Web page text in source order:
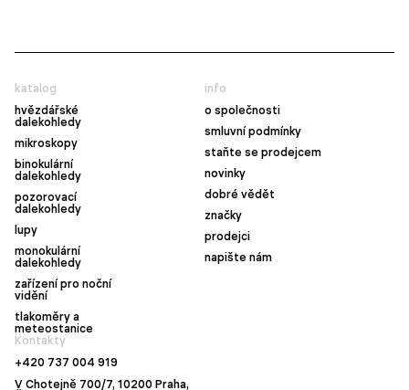
katalog
hvězdářské
dalekohledy
mikroskopy
binokulární
dalekohledy
pozorovací
dalekohledy
lupy
monokulární
dalekohledy
zařízení pro noční
vidění
tlakoměry a
meteostanice
info
o společnosti
smluvní podmínky
staňte se prodejcem
novinky
dobré vědět
značky
prodejci
napište nám
Kontakty
+420 737 004 919
V Chotejně 700/7, 10200 Praha,